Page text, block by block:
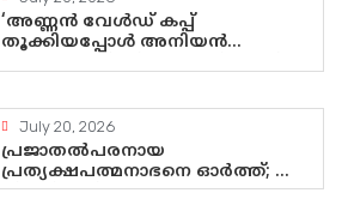
‘അണ്ണൻ വേൾഡ് കപ്പ്
തൂക്കിയപ്പോൾ അനിയൻ
ശ്രദ്ധാകേന്ദ്രമായി മൂന്ന്
വയസ്സുകാരൻ ചുണക്കുട്ടൻ
July 20, 2026
പ്രജാതൽപരനായ
പ്രത്യക്ഷപത്മനാഭനെ ഓർത്ത്; ശ്രീ
ചിത്തിര തിരുനാൾ